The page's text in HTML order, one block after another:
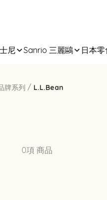
尼 Sanrio 三麗鷗 日本零
牌系列 / L.L.Bean
0項 商品